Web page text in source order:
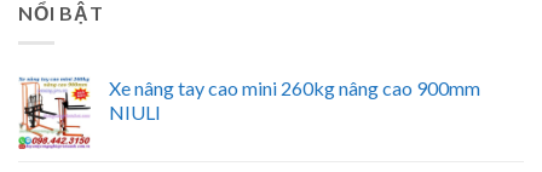
NỔI BẬT
Xe nâng tay cao mini 260kg nâng cao 900mm
NIULI